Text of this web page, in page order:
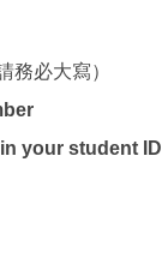
務必大寫）
in your student